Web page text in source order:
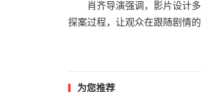
肖齐导演强调，影片设计多
探案过程，让观众在跟随剧情
为您推荐